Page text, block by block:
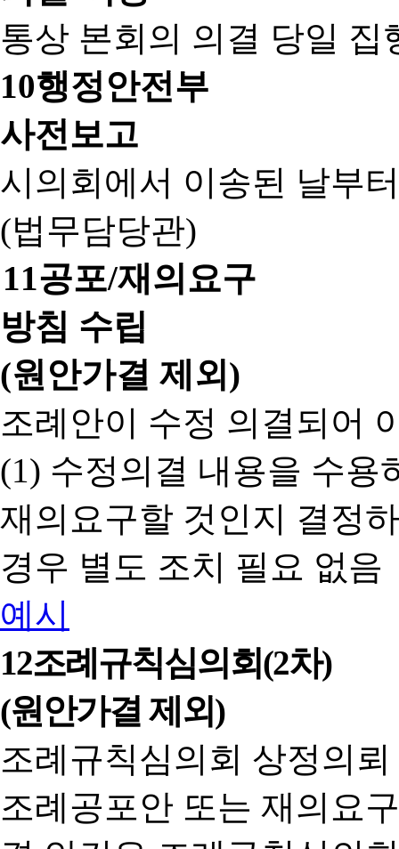
통상 본회의 의결 당일 집
10행정안전부
사전보고
시의회에서 이송된 날부
(법무담당관)
11공포/재의요구
방침 수립
(원안가결 제외)
조례안이 수정 의결되어
(1) 수정의결 내용을 수용
재의요구할 것인지 결정
경우 별도 조치 필요 없음
예시
12조례규칙심의회(2차)
(원안가결 제외)
조례규칙심의회 상정의
조례공포안 또는 재의요